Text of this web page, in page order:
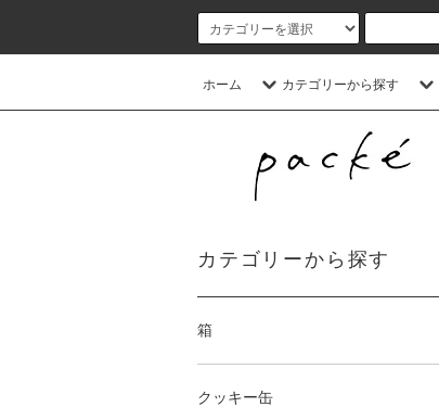
ホーム カテゴリーから探す
カテゴリーから探す
箱
クッキー缶